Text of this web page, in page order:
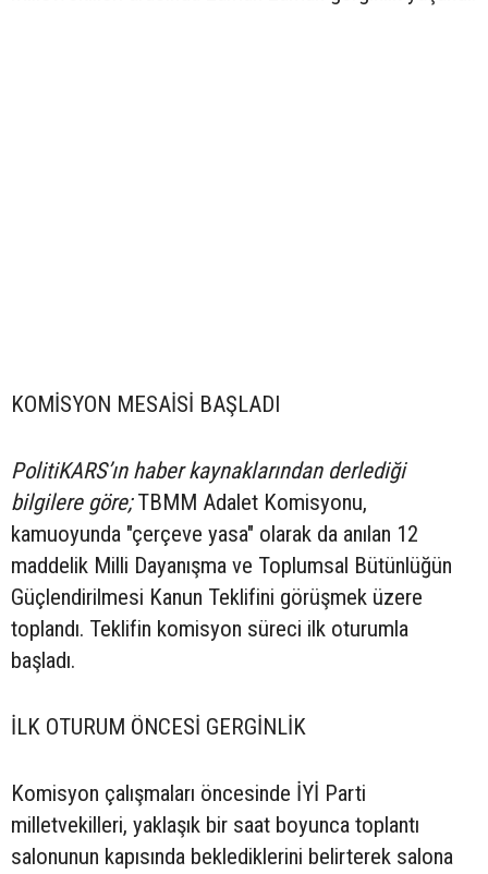
KOMİSYON MESAİSİ BAŞLADI
PolitiKARS’ın haber kaynaklarından derlediği
bilgilere göre;TBMM Adalet Komisyonu,
kamuoyunda "çerçeve yasa" olarak da anılan 12
maddelik Milli Dayanışma ve Toplumsal Bütünlüğün
Güçlendirilmesi Kanun Teklifini görüşmek üzere
toplandı. Teklifin komisyon süreci ilk oturumla
başladı.
İLK OTURUM ÖNCESİ GERGİNLİK
Komisyon çalışmaları öncesinde İYİ Parti
milletvekilleri, yaklaşık bir saat boyunca toplantı
salonunun kapısında beklediklerini belirterek salona